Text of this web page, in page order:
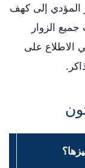
المؤدي إلى كهف
الزوار
الاطلاع على